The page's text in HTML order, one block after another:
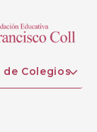
de Colegios